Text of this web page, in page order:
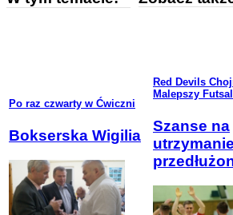
Po raz czwarty w Ćwiczni
Bokserska Wigilia
Red Devils
Malepszy
Szanse na
utrzymanie